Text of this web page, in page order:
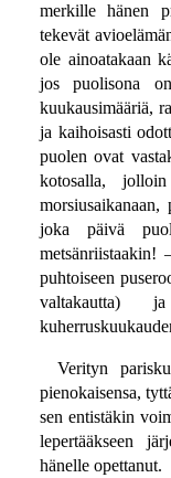
merkille hänen
tekevät
ole ainoatakaan
jos puolisona
kuukausimääriä,
ja kaihoisasti
puolen ovat
kotosalla,
morsiusaikanaan,
joka päivä
puhtoiseen
valtakautta)
Verityn
pienokaisensa,
sen entistäkin
lepertääkseen
hänelle opettanut.